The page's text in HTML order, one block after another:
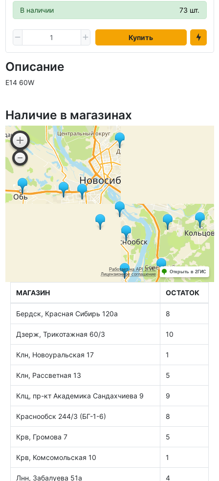
В наличии 73 шт.
Купить
Описание
E14 60W
Наличие в магазинах
МАГАЗИН ОСТАТОК
Бердск, Красная Сибирь 120а 8
Дзерж, Трикотажная 60/3 10
Клн, Новоуральская 17 1
Клн, Рассветная 13 5
Клц, пр-кт Академика Сандахчиева 9 9
Краснообск 244/3 (БГ-1-6) 8
Крв, Громова 7 5
Крв, Комсомольская 10 1
Лнн, Забалуева 51а 4